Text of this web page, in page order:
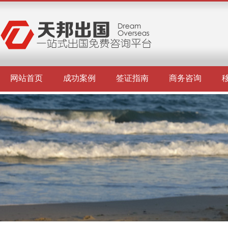
网站首页 成功案例 签证指南 商务咨询